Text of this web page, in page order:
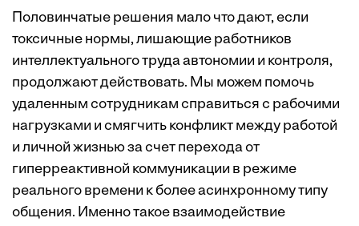
Половинчатые решения мало что дают, если
токсичные нормы, лишающие работников
интеллектуального труда автономии и контроля,
продолжают действовать. Мы можем помочь
удаленным сотрудникам справиться с рабочими
нагрузками и смягчить конфликт между работой
и личной жизнью за счет перехода от
гиперреактивной коммуникации в режиме
реального времени к более асинхронному типу
общения. Именно такое взаимодействие